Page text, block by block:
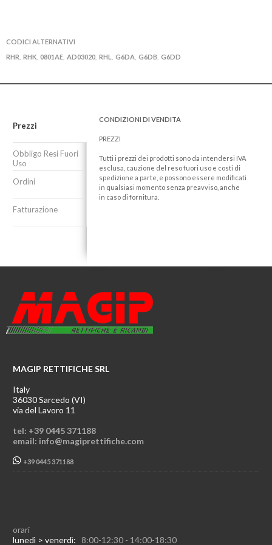
CODICI ALTERNATIVI
RHR RHK 0801AE AD03020 RHL G6DA G6DB G6DD
Prezzi
Obbligo Resi Fuori
Uso
Ordini
Fatturazione
CONDIZIONI DI VENDITA
PREZZI
Tutti i prezzi dei prodotti sono da intendersi IVA
esclusa, cauzione del reso fuori uso e costi di
spedizione a parte, e possono essere modificati
in qualsiasi momento senza preavviso, anche
in caso di fornitura.
MAGIP RETTIFICHE SRL
Italy
36030 Sarcedo (VI)
via del Lavoro 11
tel: +39 0445 371188
email: info@magiprettifiche.com
+39 0445 371188
orari
lunedì > venerdì: 8:00-12:30 - 14:00-18:30